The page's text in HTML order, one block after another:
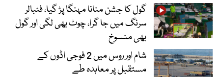
گول کا جشن منانا مہنگا پڑ گیا، فٹبالر
سرنگ میں جا گرا، چوٹ بھی لگی اور گول
بھی منسوخ
شام اور روس میں 2 فوجی اڈوں کے
مستقبل پر معاہدہ طے